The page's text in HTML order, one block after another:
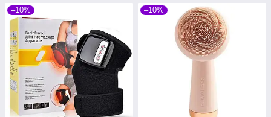
–10% –10%